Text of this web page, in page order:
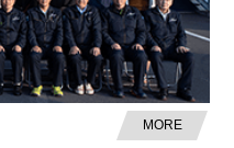
MORE